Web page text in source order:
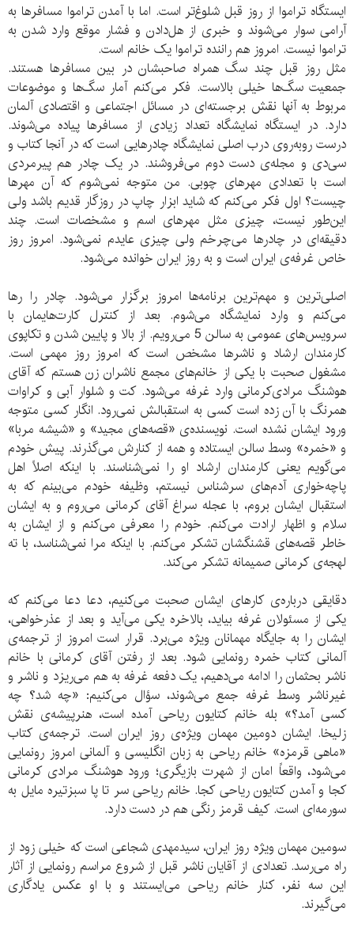
ایستگاه تراموا از روز قبل شلوغ‌تر است. اما با آمدن تراموا مسافرها به
آرامی سوار می‌شوند و خبری از هل‌دادن و فشار موقع وارد شدن به
تراموا نیست‌. امروز هم راننده تراموا یک خانم است.
مثل روز قبل چند سگ همراه صاحبشان در بین مسافرها هستند.
جمعیت سگ‌ها خیلی بالاست. فکر می‌کنم آمار سگ‌ها و موضوعات
مربوط به آنها نقش برجسته‌ای در مسائل اجتماعی و اقتصادی آلمان
دارد. در ایستگاه نمایشگاه تعداد زیادی از مسافرها پیاده می‌شوند.
درست روبه‌روی درب اصلی نمایشگاه چادرهایی است که در آنجا کتاب و
سی‌دی و مجله‌ی دست دوم می‌فروشند. در یک چادر هم پیرمردی
است با تعدادی مهرهای چوبی. من متوجه نمی‌شوم که آن مهرها
چیست؟ اول فکر می‌کنم که شاید ابزار چاپ در روزگار قدیم باشد ولی
این‌طور نیست، چیزی مثل مهرهای اسم و مشخصات است. چند
دقیقه‌ای در چادرها می‌چرخم ولی چیزی عایدم نمی‌شود. امروز روز
خاص غرفه‌ی ایران است و به روز ایران خوانده می‌شود.
اصلی‌ترین و مهم‌ترین برنامه‌ها امروز برگزار می‌شود. چادر را رها
می‌کنم و وارد نمایشگاه می‌شوم. بعد از کنترل کارت‌ها‌یمان با
سرویس‌ها‌ی عمومی به سالن 5 می‌رویم. از بالا و پایین شدن و تکاپوی
کارمندان ارشاد و ناشرها مشخص است که امروز روز مهمی است.
مشغول صحبت با یکی از خانم‌های مجمع ناشران زن هستم که آقای
هوشنگ مرادی‌کرمانی وارد غرفه می‌شود. کت و شلوار آبی و کراوات
همرنگ با آن زده است کسی به استقبالش نمی‌رود. انگار کسی متوجه
ورود ایشان نشده است. نویسنده‌ی «قصه‌های مجید» و «شیشه مربا»
و «خمره» وسط سالن ایستاده و همه از کنارش می‌گذرند. پیش خودم
می‌گویم یعنی کارمندان ارشاد او را نمی‌شناسند. با اینکه اصلاً اهل
پاچه‌خواری آدم‌های سرشناس نیستم، وظیفه خودم می‌بینم که به
استقبال ایشان بروم، با عجله سراغ آقای کرمانی می‌‌روم و به ایشان
سلام و اظهار ارادت می‌کنم. خودم را معرفی می‌کنم و از ایشان به
خاطر قصه‌های قشنگشان تشکر‌ می‌کنم. با اینکه مرا نمی‌شناسد، با ته
لهجه‌ی کرمانی صمیمانه تشکر می‌کند.
دقایقی درباره‌ی کارهای ایشان صحبت می‌کنیم، دعا دعا می‌کنم که
یکی از مسئولان غرفه بیاید، بالاخره یکی می‌آید و بعد از عذرخواهی،
ایشان را به جایگاه مهمانان ویژه می‌برد. قرار است امروز از ترجمه‌ی
آلمانی کتاب خمره رونمایی شود. بعد از رفتن آقای کرمانی با خانم
ناشر بحثمان را ادامه می‌دهیم، یک دفعه غرفه به هم می‌ریزد و ناشر و
غیرناشر وسط غرفه جمع می‌شوند، سؤال می‌کنیم: «چه شد؟ چه
کسی آمد؟» بله خانم کتایون ریاحی آمده است، هنرپیشه‌ی نقش
زلیخا. ایشان دومین مهمان ویژه‌ی روز ایران است. ترجمه‌ی کتاب
«ماهی قرمزه» خانم ریاحی به زبان انگلیسی و آلمانی امروز رونمایی
می‌شود، واقعاً امان از شهرت بازیگری؛ ورود هوشنگ مرادی کرمانی
کجا و آمدن کتایون ریاحی کجا. خانم ریاحی سر تا پا سبزتیره مایل به
سورمه‌ای است. کیف قرمز رنگی هم در دست دارد.
سومین مهمان ویژه روز ایران، سیدمهدی شجاعی است که خیلی زود از
راه می‌رسد. تعدادی از آقایان ناشر قبل از شروع مراسم رونمایی از آثار
این سه نفر‌، کنار خانم ریاحی می‌ایستند و با او عکس یادگاری
می‌گیرند‌.